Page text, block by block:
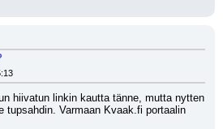
hiivatun linkin kautta tänne, mutta nytten
tupsahdin. Varmaan Kvaak.fi portaalin